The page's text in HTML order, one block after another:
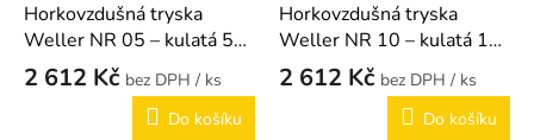
Horkovzdušná tryska
Weller NR 05 – kulatá 5
mm
2 612 Kč
/ ks
Do košíku
Horkovzdušná tryska
Weller NR 10 – kulatá 10
mm
2 612 Kč
/ ks
Do košíku